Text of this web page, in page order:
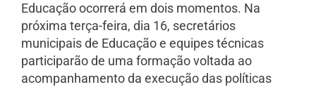
Educação ocorrerá em dois momentos. Na
próxima terça-feira, dia 16, secretários
municipais de Educação e equipes técnicas
participarão de uma formação voltada ao
acompanhamento da execução das políticas